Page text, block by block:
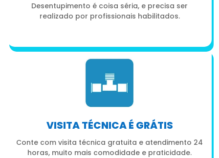
Desentupimento é coisa séria, e precisa ser
realizado por profissionais habilitados.
VISITA TÉCNICA É GRÁTIS
Conte com visita técnica gratuita e atendimento 24
horas, muito mais comodidade e praticidade.